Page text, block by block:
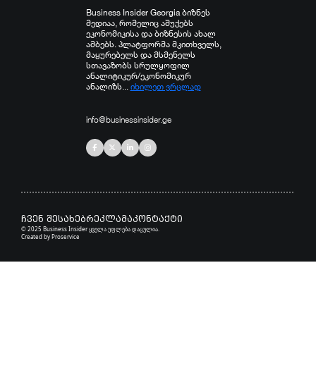
Business Insider Georgia ბიზნეს
მედიაა, რომელიც აშუქებს
ეკონომიკისა და ბიზნესის ახალ
ამბებს. პლატფორმა მკითხველს,
მაყურებელს და მსმენელს
სთავაზობს სრულყოფილ
ანალიტიკურ/ეკონომიკურ
ანალიზს...
იხილეთ ვრცლად
info@businessinsider.ge
ჩვენ შესახებრეკლამაკონტაქტი
© 2025 Business Insider ყველა უფლება დაცულია.
Created byProservice